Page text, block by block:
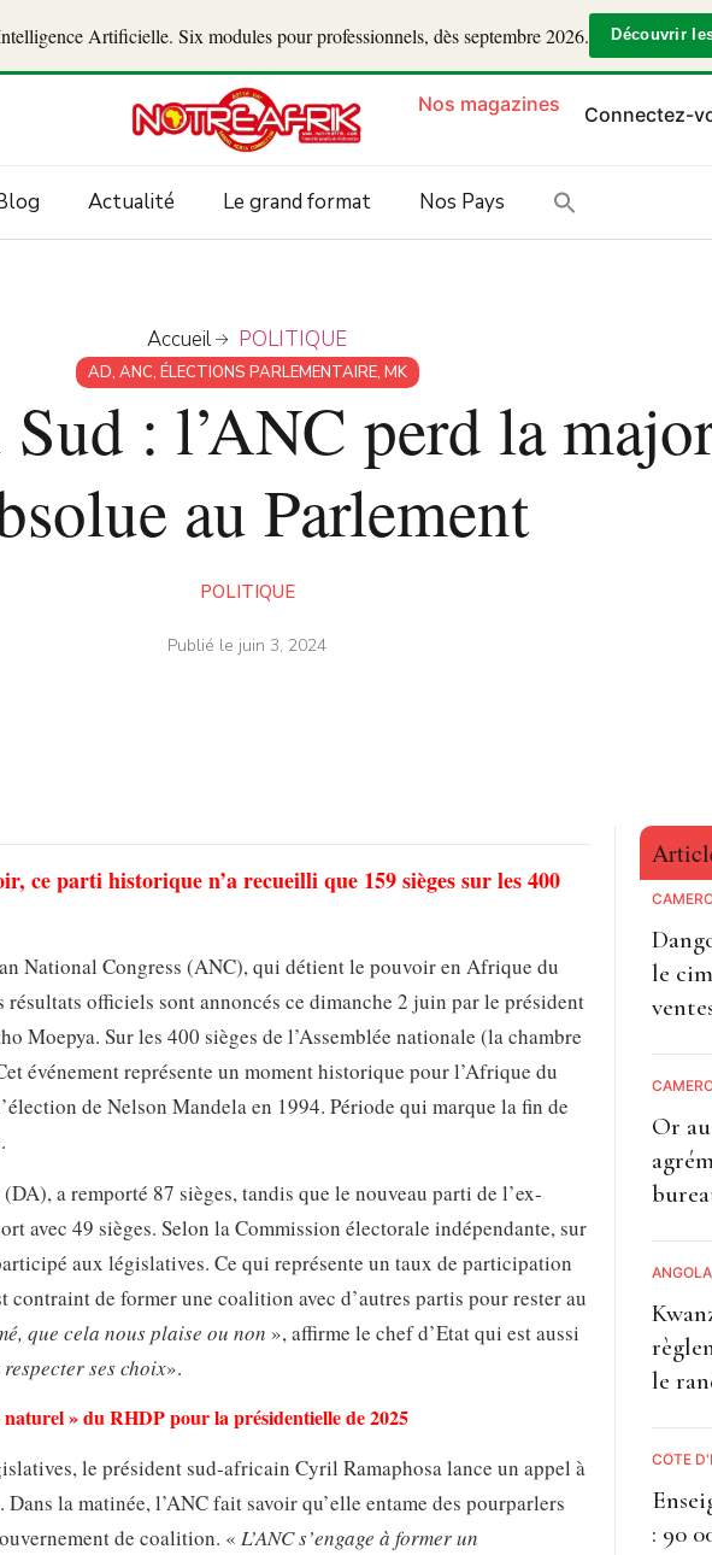
Artificielle. Six modules pour professionnels, dès septembre 2026. Découvrir
Nos magazines Connectez-
Actualité Le grand format Nos Pays
Accueil POLITIQUE
AD, ANC, ÉLECTIONS PARLEMENTAIRE, MK
: l’ANC perd la
au Parlement
POLITIQUE
Publié le juin 3, 2024
ce parti historique n’a recueilli que 159 sièges sur les 400
National Congress (ANC), qui détient le pouvoir en Afrique du
officiels sont annoncés ce dimanche 2 juin par le président
Moepya. Sur les 400 sièges de l’Assemblée nationale (la chambre
événement représente un moment historique pour l’Afrique du
de Nelson Mandela en 1994. Période qui marque la fin de
a remporté 87 sièges, tandis que le nouveau parti de l’ex-
avec 49 sièges. Selon la Commission électorale indépendante, sur
aux législatives. Ce qui représente un taux de participation
de former une coalition avec d’autres partis pour rester au
que cela nous plaise ou non », affirme le chef d’Etat qui est aussi
ses choix».
» du RHDP pour la présidentielle de 2025
le président sud-africain Cyril Ramaphosa lance un appel à
la matinée, l’ANC fait savoir qu’elle entame des pourparlers
de coalition. « L’ANC s’engage à former un
le
Or
ANGOLA
le
CÔTE
: 90